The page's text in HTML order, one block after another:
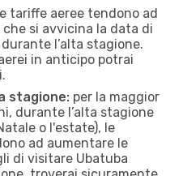
tariffe aeree tendono ad
si avvicina la data di
l’alta stagione.
in anticipo potrai
stagione: per la maggior
durante l’alta stagione
o l'estate), le
ad aumentare le
di visitare Ubatuba